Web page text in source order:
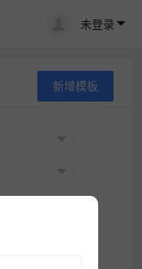
未登录
新增模板